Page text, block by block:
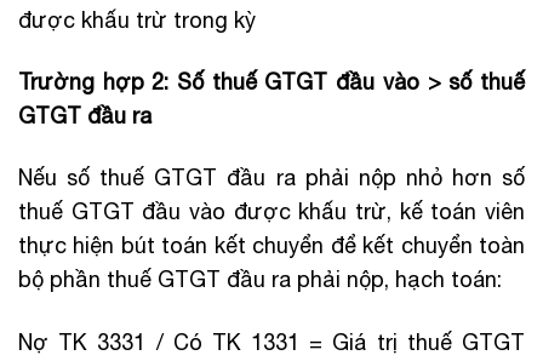
được khấu trừ trong kỳ
Trường hợp 2: Số thuế GTGT đầu vào > số thuế
GTGT đầu ra
Nếu số thuế GTGT đầu ra phải nộp nhỏ hơn số
thuế GTGT đầu vào được khấu trừ, kế toán viên
thực hiện bút toán kết chuyển để kết chuyển toàn
bộ phần thuế GTGT đầu ra phải nộp, hạch toán:
Nợ TK 3331 / Có TK 1331 = Giá trị thuế GTGT